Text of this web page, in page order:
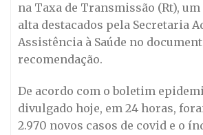
na Taxa de Transmissão (Rt),
alta destacados pela Secretaria
Assistência à Saúde no
recomendação.
De acordo com o boletim
divulgado hoje, em 24 horas,
2.970 novos casos de covid e o